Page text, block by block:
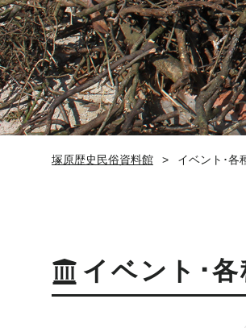
塚原歴史民俗資料館 イベント･各
イベント･